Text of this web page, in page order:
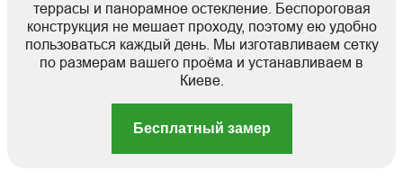
террасы и панорамное остекление. Беспороговая
конструкция не мешает проходу, поэтому ею удобно
пользоваться каждый день. Мы изготавливаем сетку
по размерам вашего проёма и устанавливаем в
Киеве.
Бесплатный замер